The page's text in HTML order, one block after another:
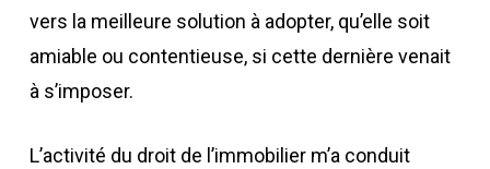
vers la meilleure solution à adopter, qu’elle soit
amiable ou contentieuse, si cette dernière venait
à s’imposer.
L’activité du droit de l’immobilier m’a conduit